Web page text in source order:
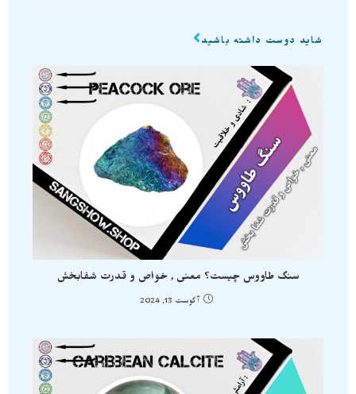
شاید دوست داشته باشید
سنگ طاووس چیست؟ معنی , خواص و قدرت شفابخش
آگوست 13, 2024